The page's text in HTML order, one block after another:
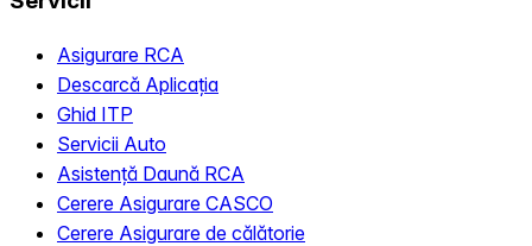
Asigurare RCA
Descarcă Aplicația
Ghid ITP
Servicii Auto
Asistență Daună RCA
Cerere Asigurare CASCO
Cerere Asigurare de călătorie